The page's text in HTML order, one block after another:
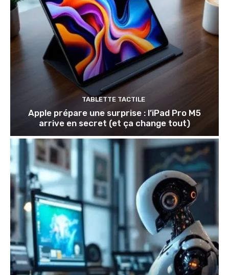
TABLETTE TACTILE
Apple prépare une surprise : l’iPad Pro M5
arrive en secret (et ça change tout)